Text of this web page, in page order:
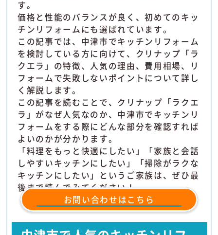
す。
価格と性能のバランスが良く、初めてのキッ
チンリフォームにも選ばれています。
この記事では、中津市でキッチンリフォーム
を検討している方に向けて、クリナップ「ラ
クエラ」の特徴、人気の理由、費用相場、リ
フォームで失敗しないポイントについて詳し
く解説します。
この記事を読むことで、クリナップ「ラクエ
ラ」がなぜ人気なのか、中津市でキッチンリ
フォームをする際にどんな部分を確認すれば
よいのかが分かります。
「料理をもっと快適にしたい」「家族と会話
しやすいキッチンにしたい」「掃除がラクな
キッチンにしたい」というご家族は、ぜひ最
後まで読んでみてください！
お問い合わせはこちら